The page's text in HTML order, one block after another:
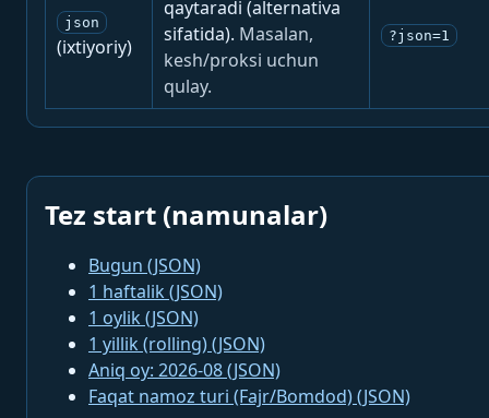
json
(ixtiyoriy)
qaytaradi (alternativa
sifatida). Masalan,
kesh/proksi uchun
qulay.
?json=1
Tez start (namunalar)
Bugun (JSON)
1 haftalik (JSON)
1 oylik (JSON)
1 yillik (rolling) (JSON)
Aniq oy: 2026-08 (JSON)
Faqat namoz turi (Fajr/Bomdod) (JSON)